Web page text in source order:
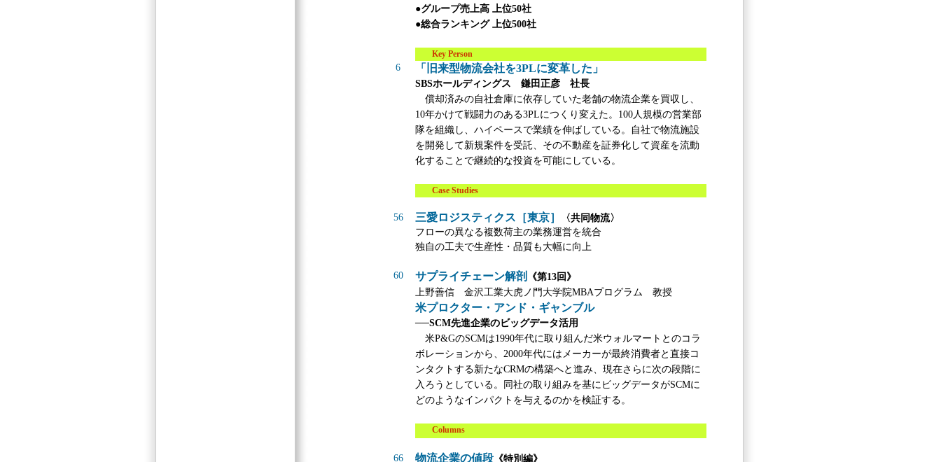
●グループ売上高 上位50社
●総合ランキング 上位500社
Key Person
6 「旧来型物流会社を3PLに変革した」
SBSホールディングス 鎌田正彦 社長
償却済みの自社倉庫に依存していた老舗の物流企業を買収し、
10年かけて戦闘力のある3PLにつくり変えた。100人規模の営業部
隊を組織し、ハイペースで業績を伸ばしている。自社で物流施設
を開発して新規案件を受託、その不動産を証券化して資産を流動
化することで継続的な投資を可能にしている。
Case Studies
56 三愛ロジスティクス［東京］
〈共同物流〉
フローの異なる複数荷主の業務運営を統合
独自の工夫で生産性・品質も大幅に向上
60 サプライチェーン解剖
《第13回》
上野善信 金沢工業大虎ノ門大学院MBAプログラム 教授
米プロクター・アンド・ギャンブル
──SCM先進企業のビッグデータ活用
米P&GのSCMは1990年代に取り組んだ米ウォルマートとのコラ
ボレーションから、2000年代にはメーカーが最終消費者と直接コ
ンタクトする新たなCRMの構築へと進み、現在さらに次の段階に
入ろうとしている。同社の取り組みを基にビッグデータがSCMに
どのようなインパクトを与えるのかを検証する。
Columns
66 物流企業の値段 《特別編》